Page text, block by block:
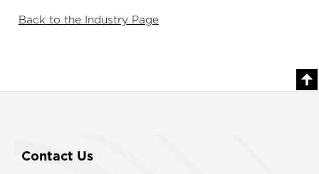
Back to the Industry Page
Contact Us